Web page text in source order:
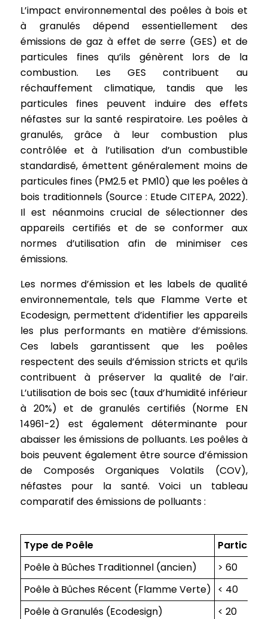
L’impact environnemental des poêles à bois et
à granulés dépend essentiellement des
émissions de gaz à effet de serre (GES) et de
particules fines qu’ils génèrent lors de la
combustion. Les GES contribuent au
réchauffement climatique, tandis que les
particules fines peuvent induire des effets
néfastes sur la santé respiratoire. Les poêles à
granulés, grâce à leur combustion plus
contrôlée et à l’utilisation d’un combustible
standardisé, émettent généralement moins de
particules fines (PM2.5 et PM10) que les poêles à
bois traditionnels (Source : Etude CITEPA, 2022).
Il est néanmoins crucial de sélectionner des
appareils certifiés et de se conformer aux
normes d’utilisation afin de minimiser ces
émissions.
Les normes d’émission et les labels de qualité
environnementale, tels que Flamme Verte et
Ecodesign, permettent d’identifier les appareils
les plus performants en matière d’émissions.
Ces labels garantissent que les poêles
respectent des seuils d’émission stricts et qu’ils
contribuent à préserver la qualité de l’air.
L’utilisation de bois sec (taux d’humidité inférieur
à 20%) et de granulés certifiés (Norme EN
14961-2) est également déterminante pour
abaisser les émissions de polluants. Les poêles à
bois peuvent également être source d’émission
de Composés Organiques Volatils (COV),
néfastes pour la santé. Voici un tableau
comparatif des émissions de polluants :
Type de Poêle
Poêle à Bûches Traditionnel (ancien)
> 60
Poêle à Bûches Récent (Flamme Verte) < 40
Poêle à Granulés (Ecodesign)
< 20